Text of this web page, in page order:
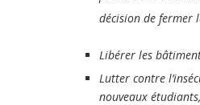
décision de fermer
Libérer les
Lutter contre
nouveaux